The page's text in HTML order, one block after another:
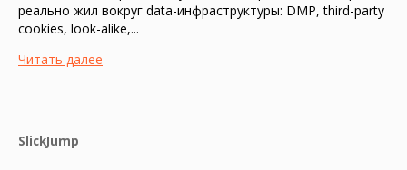
реально жил вокруг data-инфраструктуры: DMP, third-party
cookies, look-alike,...
Читать далее
SlickJump